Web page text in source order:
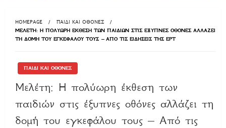
HOMEPAGE
ΠΑΙΔΙ ΚΑΙ ΟΘΟΝΕΣ
ΜΕΛΈΤΗ: Η ΠΟΛΎΩΡΗ ΈΚΘΕΣΗ ΤΩΝ ΠΑΙΔΙΏΝ ΣΤΙΣ ΈΞΥΠΝΕΣ ΟΘΌΝΕΣ ΑΛΛΆΖΕΙ
ΤΗ ΔΟΜΉ ΤΟΥ ΕΓΚΕΦΆΛΟΥ ΤΟΥΣ – ΑΠΌ ΤΙΣ ΕΙΔΉΣΕΙΣ ΤΗΣ ΕΡΤ
ΠΑΙΔΙ ΚΑΙ ΟΘΟΝΕΣ
Μελέτη: Η πολύωρη έκθεση των
παιδιών στις έξυπνες οθόνες αλλάζει τη
δομή του εγκεφάλου τους – Από τις